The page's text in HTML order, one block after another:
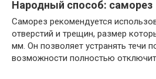
Народный способ: саморез
Саморез рекомендуется
отверстий и трещин, размер
мм. Он позволяет устранять течи
возможности полностью